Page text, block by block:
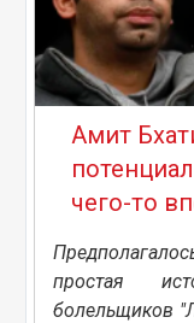
Амит
чего-то
простая
болельщиков